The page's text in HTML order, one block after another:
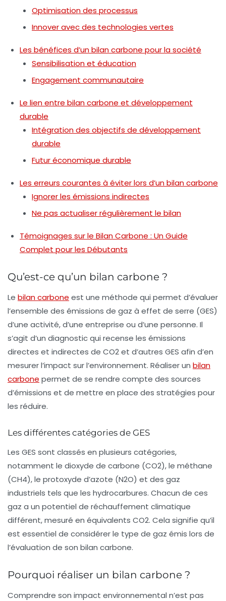
Optimisation des processus
Innover avec des technologies vertes
Les bénéfices d’un bilan carbone pour la société
Sensibilisation et éducation
Engagement communautaire
Le lien entre bilan carbone et développement
durable
Intégration des objectifs de développement
durable
Futur économique durable
Les erreurs courantes à éviter lors d’un bilan carbone
Ignorer les émissions indirectes
Ne pas actualiser régulièrement le bilan
Témoignages sur le Bilan Carbone : Un Guide
Complet pour les Débutants
Qu’est-ce qu’un bilan carbone ?
Le bilan carbone est une méthode qui permet d’évaluer
l’ensemble des émissions de gaz à effet de serre (GES)
d’une activité, d’une entreprise ou d’une personne. Il
s’agit d’un diagnostic qui recense les émissions
directes et indirectes de CO2 et d’autres GES afin d’en
mesurer l’impact sur l’environnement. Réaliser un bilan
carbone permet de se rendre compte des sources
d’émissions et de mettre en place des stratégies pour
les réduire.
Les différentes catégories de GES
Les GES sont classés en plusieurs catégories,
notamment le dioxyde de carbone (CO2), le méthane
(CH4), le protoxyde d’azote (N2O) et des gaz
industriels tels que les hydrocarbures. Chacun de ces
gaz a un potentiel de réchauffement climatique
différent, mesuré en équivalents CO2. Cela signifie qu’il
est essentiel de considérer le type de gaz émis lors de
l’évaluation de son bilan carbone.
Pourquoi réaliser un bilan carbone ?
Comprendre son impact environnemental n’est pas